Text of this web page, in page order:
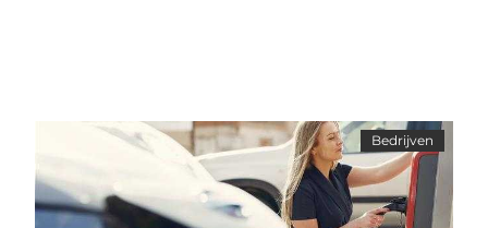
Bedrijven